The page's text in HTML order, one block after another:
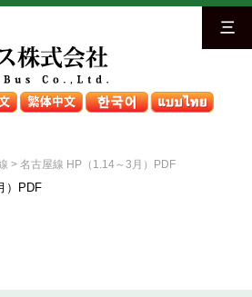
三
>名古屋線 HP（1.14～3月）PDF
）PDF